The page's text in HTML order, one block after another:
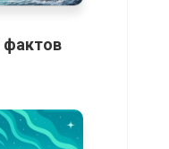
фактов